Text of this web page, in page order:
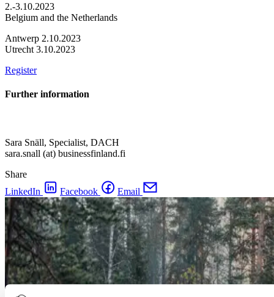
2.-3.10.2023
Belgium and the Netherlands
Antwerp 2.10.2023
Utrecht 3.10.2023
Register
Further information
Sara Snäll, Specialist, DACH
sara.snall (at) businessfinland.fi
Share
LinkedIn
Facebook Email